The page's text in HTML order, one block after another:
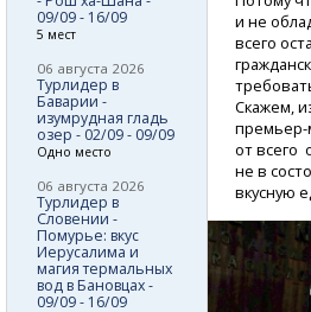
и не
всего
Скажем,
премьер-
от всего
не в
вкусную
09/09 - 16/09
5 мест
06 августа 2026
Турлидер в
Баварии -
изумрудная гладь
озер - 02/09 - 09/09
Одно место
06 августа 2026
Турлидер в
Словении -
Помурье: вкус
Иерусалима и
магия термальных
вод в Бановцах -
09/09 - 16/09